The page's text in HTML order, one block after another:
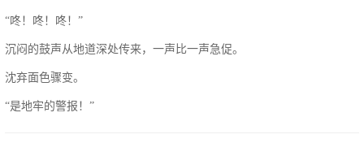
“咚！咚！咚！”
沉闷的鼓声从地道深处传来，一声比一声急促。
沈弃面色骤变。
“是地牢的警报！”